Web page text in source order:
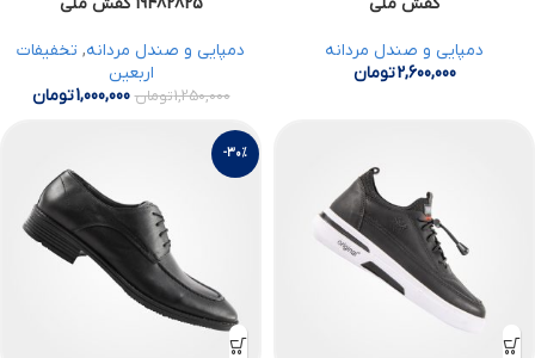
دمپایی و صندل مردانه
2,600,000تومان
دمپایی و صندل مردانه, تخفیفات
اربعین
1,250,000تومان 1,000,000تومان
-30%